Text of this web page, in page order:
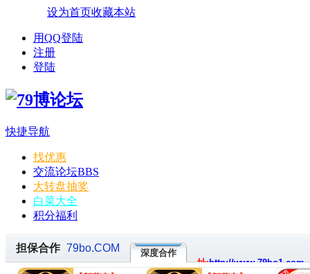
设为首页收藏本站
用QQ登陆
注册
登陆
快捷导航
找优惠
交流论坛BBS
大转盘抽奖
白菜大全
积分福利